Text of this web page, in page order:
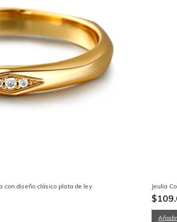
con diseño clásico plata de ley Jeulia
Añadir